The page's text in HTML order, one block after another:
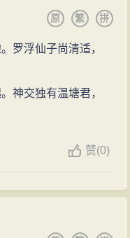
拼
繁
原
罗浮仙子尚清适，
神交独有温塘君，
赞(0)